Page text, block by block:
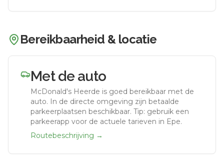
Bereikbaarheid & locatie
Met de auto
McDonald's Heerde is goed bereikbaar met de
auto. In de directe omgeving zijn betaalde
parkeerplaatsen beschikbaar. Tip: gebruik een
parkeerapp voor de actuele tarieven in Epe.
Routebeschrijving →